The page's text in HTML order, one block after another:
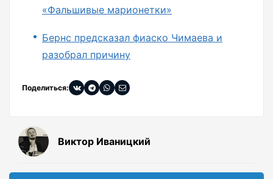
«Фальшивые марионетки»
Бернс предсказал фиаско Чимаева и
разобрал причину
Поделиться:
Виктор Иваницкий